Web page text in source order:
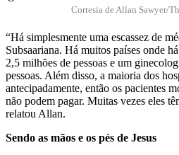
Cortesia de Allan Sawyer/
“Há simplesmente uma escassez de
Subsaariana. Há muitos países onde
2,5 milhões de pessoas e um
pessoas. Além disso, a maioria dos
antecipadamente, então os pacientes
não podem pagar. Muitas vezes eles
relatou Allan.
Sendo as mãos e os pés de Jesus